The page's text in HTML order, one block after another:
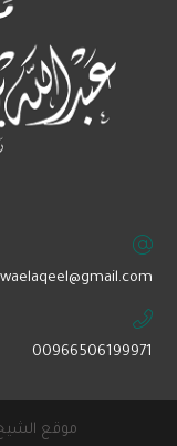
00966506199971
موقع الشيخ